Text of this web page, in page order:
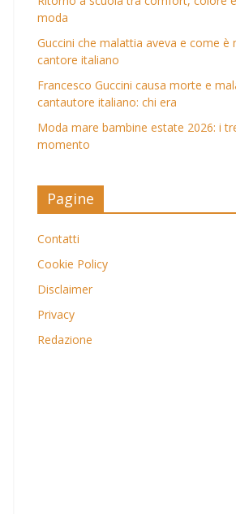
moda
Guccini che malattia aveva e come è
cantore italiano
Francesco Guccini causa morte e
cantautore italiano: chi era
Moda mare bambine estate 2026: i
momento
Pagine
Contatti
Cookie Policy
Disclaimer
Privacy
Redazione